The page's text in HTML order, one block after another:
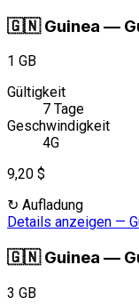
🇬🇳 Guinea —
1 GB
Gültigkeit
7 Tage
Geschwindigkeit
4G
9,20 $
↻ Aufladung
Details anzeigen —
🇬🇳 Guinea —
3 GB